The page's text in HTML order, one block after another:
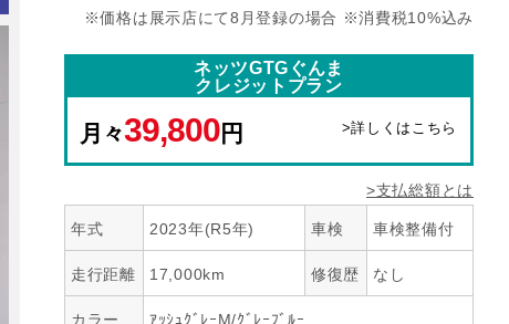
※価格は展示店にて8月登録の場合 ※消費税10%込み
ネッツGTGぐんま
クレジットプラン
月々39,800円 >詳しくはこちら
>支払総額とは
年式 2023年(R5年) 車検 車検整備付
走行距離 17,000km 修復歴 なし
カラー ｱｯｼｭｸﾞﾚｰM/ｸﾞﾚｰﾌﾞﾙｰ